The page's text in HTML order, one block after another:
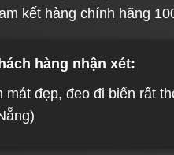
kết hàng chính hãng
hàng nhận xét:
mát đẹp, đeo đi biển rất